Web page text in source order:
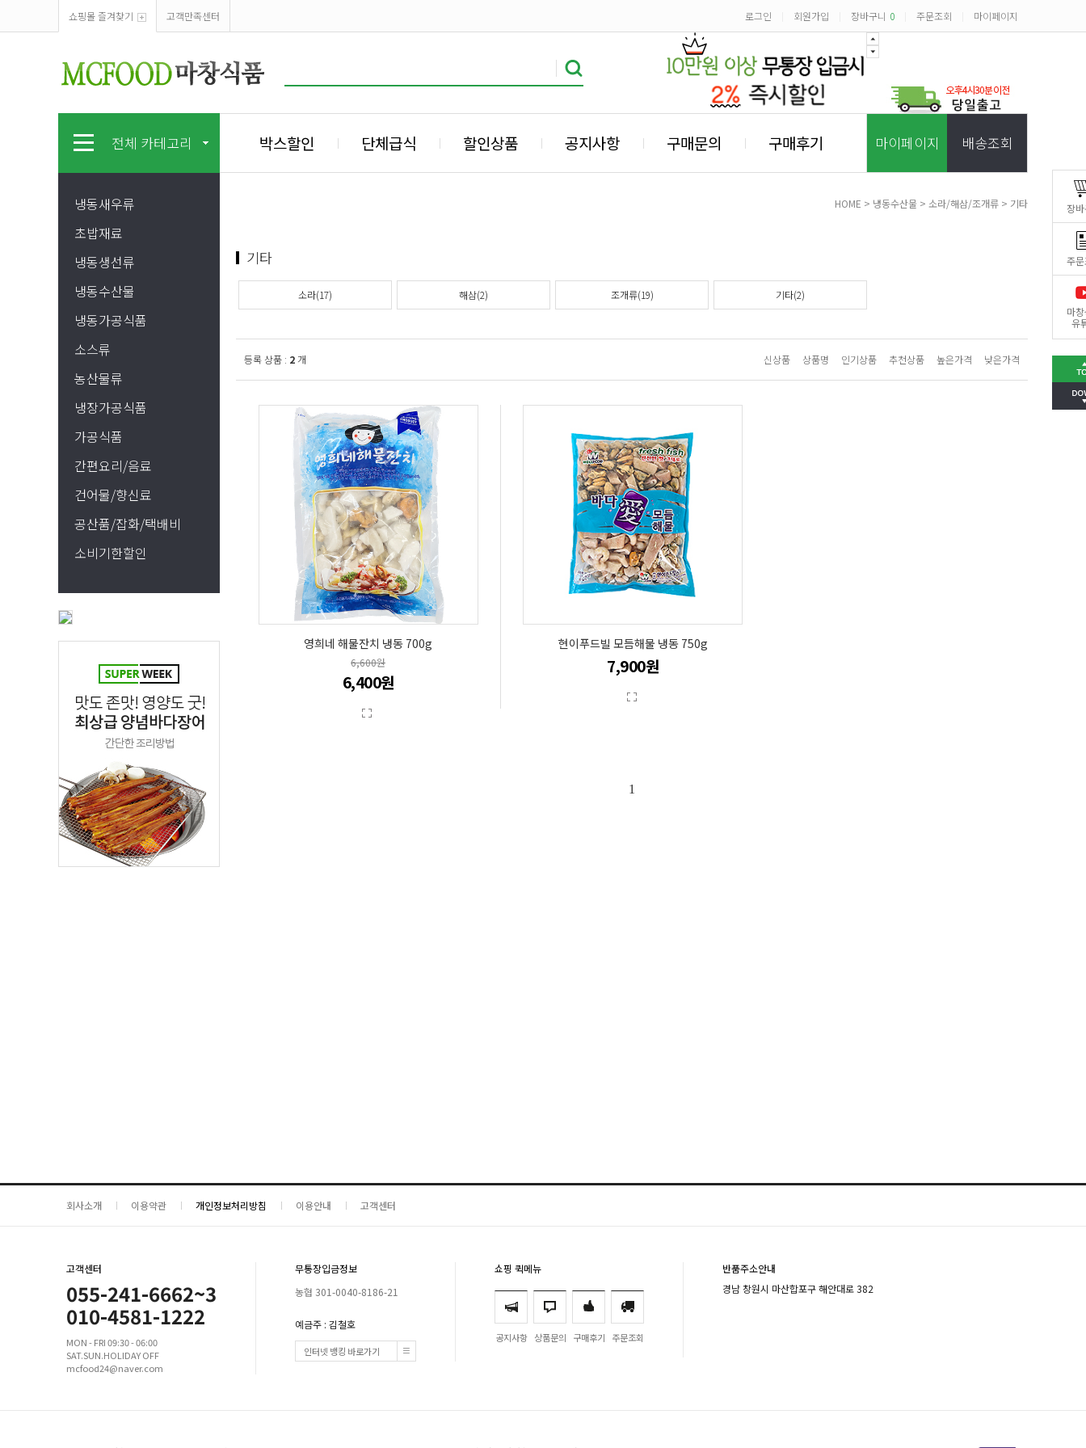
장
주
마
유
쇼핑몰 즐겨찾기 고객만족센터 로그인 회원가입 장바구니 0 주문조회 마이페이지
전체 카테고리 박스할인 단체급식 할인상품 공지사항 구매문의 구매후기 마이페이지 배송조회
냉동새우류
초밥재료
냉동생선류
냉동수산물
냉동가공식품
소스류
농산물류
냉장가공식품
가공식품
간편요리/음료
건어물/향신료
공산품/잡화/택배비
소비기한할인
HOME > 냉동수산물 > 소라/해삼/조개류 > 기타
기타
소라(17) 해삼(2) 조개류(19) 기타(2)
등록 상품 : 2 개 신상품 상품명 인기상품 추천상품 높은가격 낮은가격
영희네 해물잔치 냉동 700g
6,600원
6,400원
현이푸드빌 모듬해물 냉동 750g
7,900원
1
회사소개 이용약관 개인정보처리방침 이용안내 고객센터
고객센터
055-241-6662~3
010-4581-1222
MON - FRI 09:30 - 06:00
SAT.SUN.HOLIDAY OFF
mcfood24@naver.com
무통장입금정보
농협 301-0040-8186-21
예금주 : 김철호
인터넷 뱅킹 바로가기
쇼핑 퀵메뉴
공지사항 상품문의 구매후기 주문조회
반품주소안내
경남 창원시 마산합포구 해안대로 382